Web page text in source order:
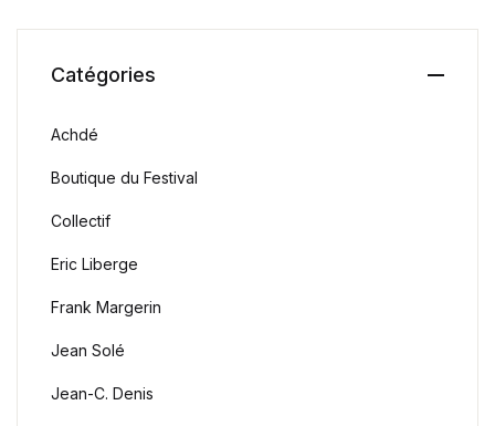
Catégories
Achdé
Boutique du Festival
Collectif
Eric Liberge
Frank Margerin
Jean Solé
Jean-C. Denis